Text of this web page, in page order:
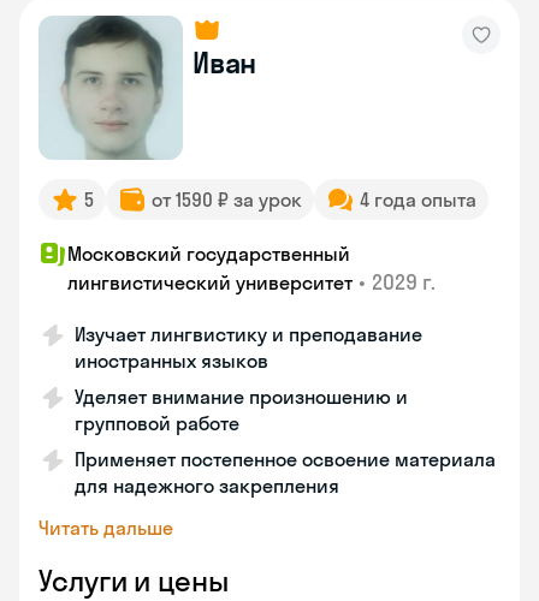
Иван
5 от 1590 ₽ за урок 4 года опыта
Московский государственный
лингвистический университет • 2029 г.
Изучает лингвистику и преподавание
иностранных языков
Уделяет внимание произношению и
групповой работе
Применяет постепенное освоение материала
для надежного закрепления
Читать дальше
Услуги и цены